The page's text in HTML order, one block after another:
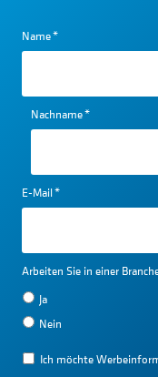
Name*
Nachname*
E-Mail*
Arbeiten Sie in einer
Ja
Nein
Ich möchte